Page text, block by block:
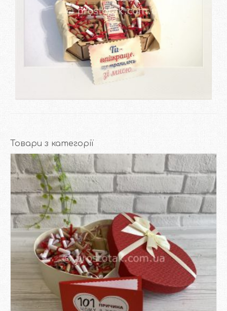
Замовити
Товари з категорії